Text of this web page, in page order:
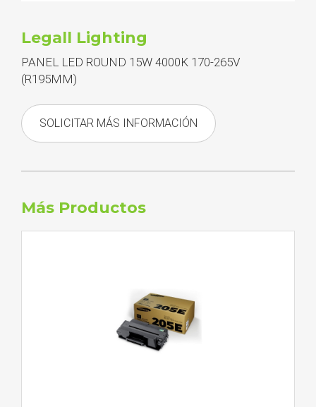
Legall Lighting
PANEL LED ROUND 15W 4000K 170-265V
(R195MM)
SOLICITAR MÁS INFORMACIÓN
Más Productos